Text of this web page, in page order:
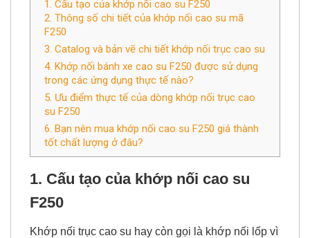
1. Cấu tạo của khớp nối cao su F250
2. Thông số chi tiết của khớp nối cao su mã
F250
3. Catalog và bản vẽ chi tiết khớp nối trục cao su
4. Khớp nối bánh xe cao su F250 được sử dụng
trong các ứng dụng thực tế nào?
5. Ưu điểm thực tế của dòng khớp nối trục cao
su F250
6. Bạn nên mua khớp nối cao su F250 giá thành
tốt chất lượng ở đâu?
1. Cấu tạo của khớp nối cao su
F250
Khớp nối trục cao su hay còn gọi là khớp nối lốp vì